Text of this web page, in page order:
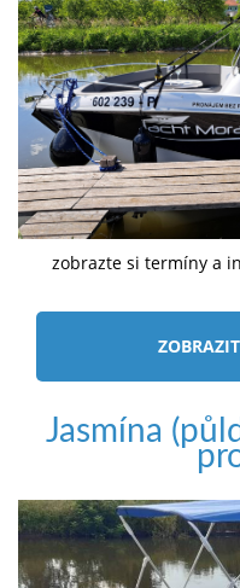
zobrazte si termíny a
Jasmína